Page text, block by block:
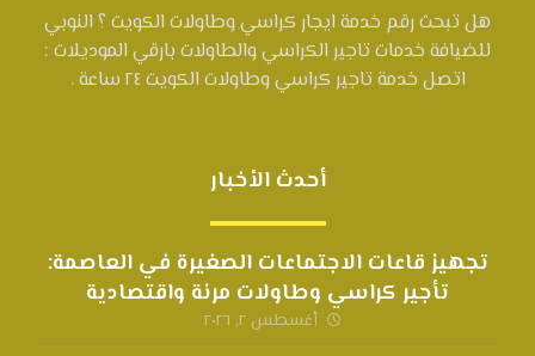
هل تبحث رقم خدمة ايجار كراسي وطاولات الكويت ؟ النوبي
للضيافة خدمات تاجير الكراسي والطاولات بارقي الموديلات :
اتصل خدمة تاجير كراسي وطاولات الكويت ٢٤ ساعة .
أحدث الأخبار
تجهيز قاعات الاجتماعات الصغيرة في العاصمة:
تأجير كراسي وطاولات مرنة واقتصادية
أغسطس ٢, ٢٠٢٦